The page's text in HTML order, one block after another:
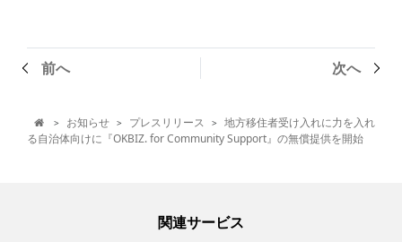
前へ 次へ
 > お知らせ > プレスリリース > 地方移住者受け入れに力を入れ
る自治体向けに『OKBIZ. for Community Support』の無償提供を開始
関連サービス